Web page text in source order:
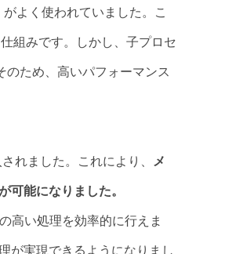
よく使われていました。こ
組みです。しかし、子プロセ
ため、高いパフォーマンス
れました。これにより、 メ
可能になりました。
高い処理を効率的に行えま
が実現できるようになりまし